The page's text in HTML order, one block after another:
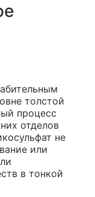
толстой
процесс
отделов
не
или
в тонкой